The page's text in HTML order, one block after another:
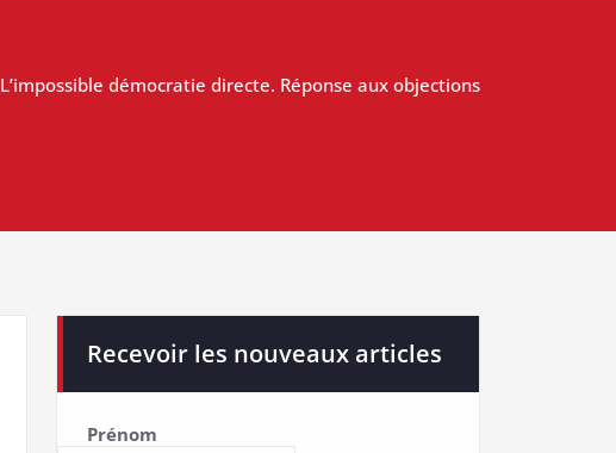
L’impossible démocratie directe. Réponse aux objections
Recevoir les nouveaux articles
Prénom